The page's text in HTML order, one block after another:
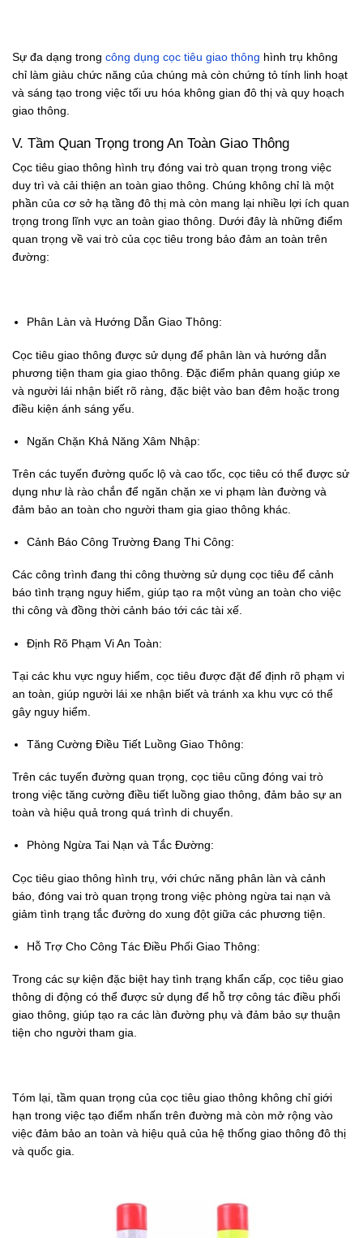
Sự đa dạng trong công dụng cọc tiêu giao thông hình trụ không
chỉ làm giàu chức năng của chúng mà còn chứng tỏ tính linh hoạt
và sáng tạo trong việc tối ưu hóa không gian đô thị và quy hoạch
giao thông.
V. Tầm Quan Trọng trong An Toàn Giao Thông
Cọc tiêu giao thông hình trụ đóng vai trò quan trọng trong việc
duy trì và cải thiện an toàn giao thông. Chúng không chỉ là một
phần của cơ sở hạ tầng đô thị mà còn mang lại nhiều lợi ích quan
trọng trong lĩnh vực an toàn giao thông. Dưới đây là những điểm
quan trọng về vai trò của cọc tiêu trong bảo đảm an toàn trên
đường:
Phân Làn và Hướng Dẫn Giao Thông:
Cọc tiêu giao thông được sử dụng để phân làn và hướng dẫn
phương tiện tham gia giao thông. Đặc điểm phản quang giúp xe
và người lái nhận biết rõ ràng, đặc biệt vào ban đêm hoặc trong
điều kiện ánh sáng yếu.
Ngăn Chặn Khả Năng Xâm Nhập:
Trên các tuyến đường quốc lộ và cao tốc, cọc tiêu có thể được sử
dụng như là rào chắn để ngăn chặn xe vi phạm làn đường và
đảm bảo an toàn cho người tham gia giao thông khác.
Cảnh Báo Công Trường Đang Thi Công:
Các công trình đang thi công thường sử dụng cọc tiêu để cảnh
báo tình trạng nguy hiểm, giúp tạo ra một vùng an toàn cho việc
thi công và đồng thời cảnh báo tới các tài xế.
Định Rõ Phạm Vi An Toàn:
Tại các khu vực nguy hiểm, cọc tiêu được đặt để định rõ phạm vi
an toàn, giúp người lái xe nhận biết và tránh xa khu vực có thể
gây nguy hiểm.
Tăng Cường Điều Tiết Luồng Giao Thông:
Trên các tuyến đường quan trọng, cọc tiêu cũng đóng vai trò
trong việc tăng cường điều tiết luồng giao thông, đảm bảo sự an
toàn và hiệu quả trong quá trình di chuyển.
Phòng Ngừa Tai Nạn và Tắc Đường:
Cọc tiêu giao thông hình trụ, với chức năng phân làn và cảnh
báo, đóng vai trò quan trọng trong việc phòng ngừa tai nạn và
giảm tình trạng tắc đường do xung đột giữa các phương tiện.
Hỗ Trợ Cho Công Tác Điều Phối Giao Thông:
Trong các sự kiện đặc biệt hay tình trạng khẩn cấp, cọc tiêu giao
thông di động có thể được sử dụng để hỗ trợ công tác điều phối
giao thông, giúp tạo ra các làn đường phụ và đảm bảo sự thuận
tiện cho người tham gia.
Tóm lại, tầm quan trọng của cọc tiêu giao thông không chỉ giới
hạn trong việc tạo điểm nhấn trên đường mà còn mở rộng vào
việc đảm bảo an toàn và hiệu quả của hệ thống giao thông đô thị
và quốc gia.